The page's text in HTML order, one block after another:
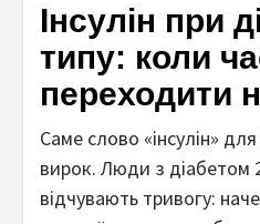
Інсулін при
типу: коли
переходити
Саме слово «інсулін»
вирок. Люди з діабетом
відчувають тривогу: